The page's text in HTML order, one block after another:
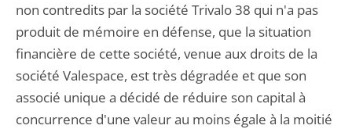
non contredits par la société Trivalo 38 qui n'a pas
produit de mémoire en défense, que la situation
financière de cette société, venue aux droits de la
société Valespace, est très dégradée et que son
associé unique a décidé de réduire son capital à
concurrence d'une valeur au moins égale à la moitié